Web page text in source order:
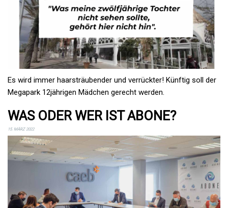
Es wird immer haarsträubender und verrückter! Künftig soll der
Megapark 12jährigen Mädchen gerecht werden.
WAS ODER WER IST ABONE?
15. MÄRZ 2022